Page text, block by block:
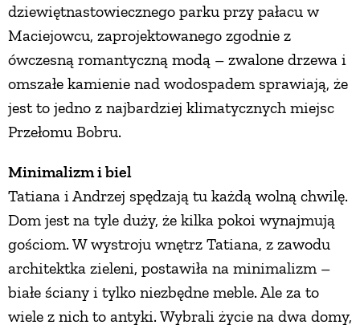
dziewiętnastowiecznego parku przy pałacu w
Maciejowcu, zaprojektowanego zgodnie z
ówczesną romantyczną modą – zwalone drzewa i
omszałe kamienie nad wodospadem sprawiają, że
jest to jedno z najbardziej klimatycznych miejsc
Przełomu Bobru.
Minimalizm i biel
Tatiana i Andrzej spędzają tu każdą wolną chwilę.
Dom jest na tyle duży, że kilka pokoi wynajmują
gościom. W wystroju wnętrz Tatiana, z zawodu
architektka zieleni, postawiła na minimalizm –
białe ściany i tylko niezbędne meble. Ale za to
wiele z nich to antyki. Wybrali życie na dwa domy,